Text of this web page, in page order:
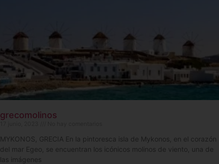
grecomolinos
MYKONOS, GRECIA En la pintoresca isla de Mykonos, en el corazón
del mar Egeo, se encuentran los icónicos molinos de viento, una de
las imágenes